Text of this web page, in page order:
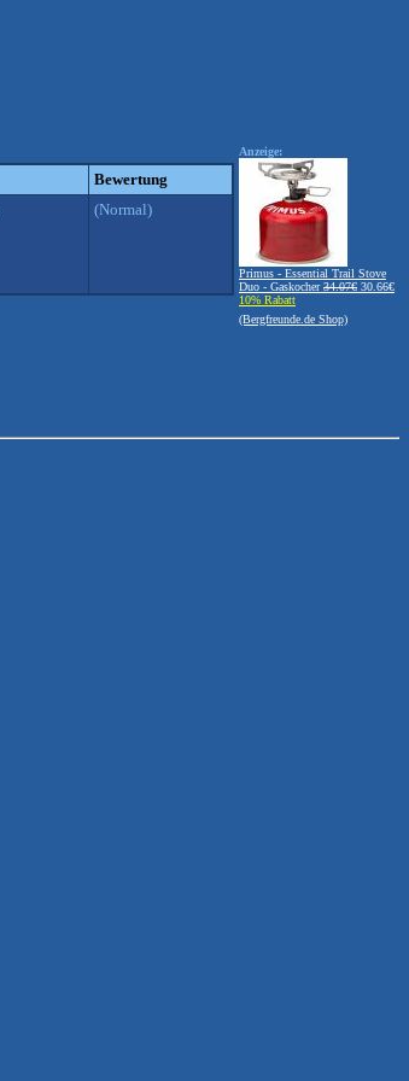
Bewertung
(Normal)
Anzeige:
Primus - Essential Trail Stove
Duo - Gaskocher34.07€ 30.66€
10% Rabatt
(Bergfreunde.de Shop)